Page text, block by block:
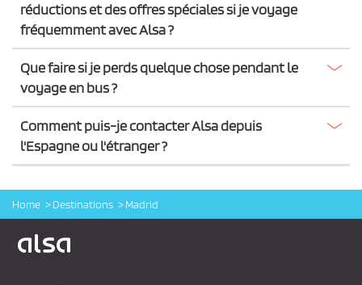
réductions et des offres spéciales si je voyage
fréquemment avec Alsa ?
Que faire si je perds quelque chose pendant le
voyage en bus ?
Comment puis-je contacter Alsa depuis
l'Espagne ou l'étranger ?
Home Destinations Madrid
Logo Alsa